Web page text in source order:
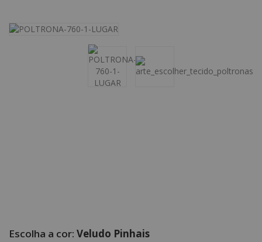
Veludo Pinhais